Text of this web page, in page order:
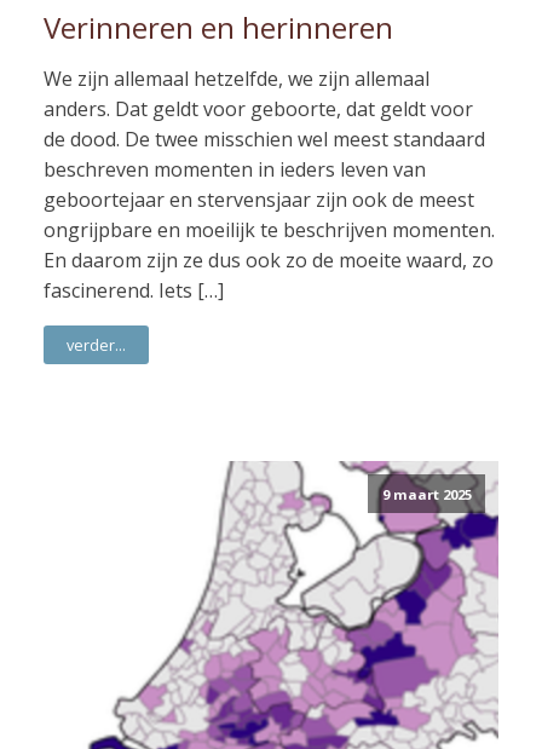
Verinneren en herinneren
We zijn allemaal hetzelfde, we zijn allemaal
anders. Dat geldt voor geboorte, dat geldt voor
de dood. De twee misschien wel meest standaard
beschreven momenten in ieders leven van
geboortejaar en stervensjaar zijn ook de meest
ongrijpbare en moeilijk te beschrijven momenten.
En daarom zijn ze dus ook zo de moeite waard, zo
fascinerend. Iets […]
verder...
9 maart 2025